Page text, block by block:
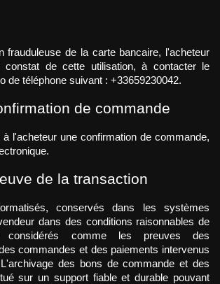
frauduleuse de la carte bancaire, l'acheteur
de cette utilisation, à contacter le
de téléphone suivant : +33659230042.
de commande
à l'acheteur une confirmation de commande,
de la transaction
conservés dans les systèmes
dans des conditions raisonnables de
considérés comme les preuves des
commandes et des paiements intervenus
des bons de commande et des
sur un support fiable et durable pouvant